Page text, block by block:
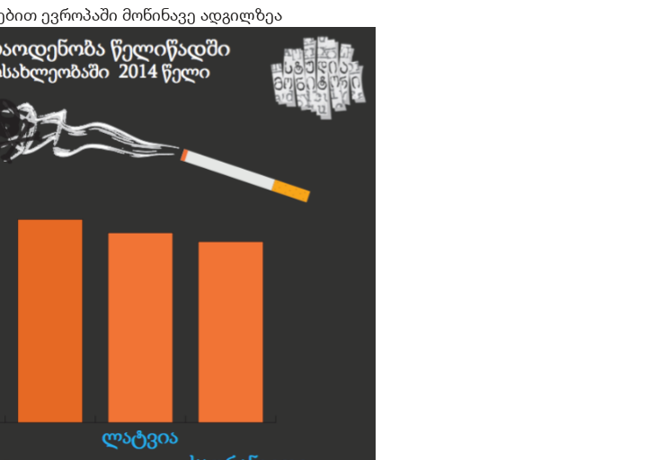
ევროპაში მოწინავე ადგილზეა